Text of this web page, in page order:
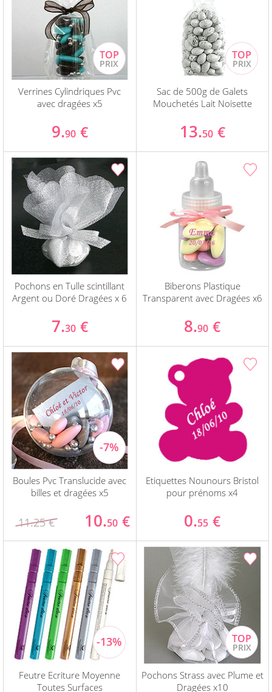
Verrines Cylindriques Pvc
avec dragées x5
9.90 €
Sac de 500g de Galets
Mouchetés Lait Noisette
13.50 €
Pochons en Tulle scintillant
Argent ou Doré Dragées x 6
7.30 €
Biberons Plastique
Transparent avec Dragées x6
8.90 €
Boules Pvc Translucide avec
billes et dragées x5
11.25 € 10.50 €
Etiquettes Nounours Bristol
pour prénoms x4
0.55 €
Feutre Ecriture Moyenne
Toutes Surfaces
Pochons Strass avec Plume et
Dragées x10